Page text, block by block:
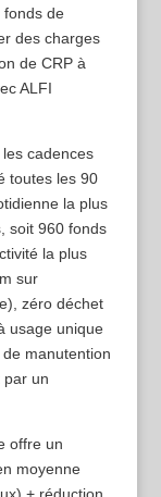
de
des charges
de CRP à
ALFI
cadences
toutes les 90
la plus
soit 960 fonds
la plus
sur
zéro déchet
usage unique
manutention
par un
offre un
moyenne